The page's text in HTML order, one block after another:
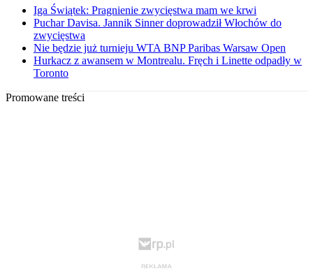
Iga Świątek: Pragnienie zwycięstwa mam we krwi
Puchar Davisa. Jannik Sinner doprowadził Włochów do
zwycięstwa
Nie będzie już turnieju WTA BNP Paribas Warsaw Open
Hurkacz z awansem w Montrealu. Fręch i Linette odpadły w
Toronto
Promowane treści